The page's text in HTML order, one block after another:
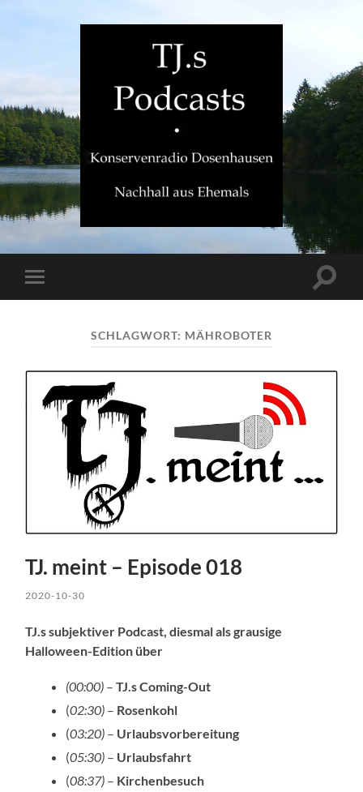
TJ.s
Mobile-
Menü
SCHLAGWORT: MÄHROBOTER
TJ. meint – Episode 018
2020-10-30
TJ.s subjektiver Podcast, diesmal als grausige
Halloween-Edition über
(00:00) –TJ.s Coming-Out
(02:30) – Rosenkohl
(03:20) – Urlaubsvorbereitung
(05:30) – Urlaubsfahrt
(08:37) – Kirchenbesuch